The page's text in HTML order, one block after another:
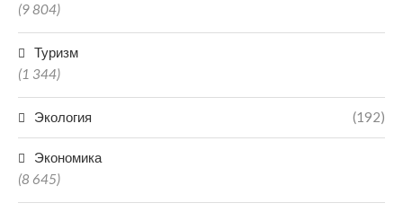
(9 804)
Туризм
(1 344)
Экология (192)
Экономика
(8 645)